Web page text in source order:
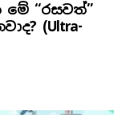
“රසවත්”
(Ultra-